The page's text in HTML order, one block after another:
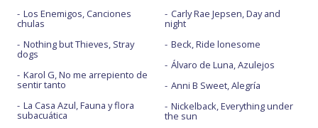
Los Enemigos, Canciones
chulas
Nothing but Thieves, Stray
dogs
Karol G, No me arrepiento de
sentir tanto
La Casa Azul, Fauna y flora
subacuática
Carly Rae Jepsen, Day and
night
Beck, Ride lonesome
Álvaro de Luna, Azulejos
Anni B Sweet, Alegría
Nickelback, Everything under
the sun